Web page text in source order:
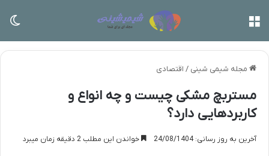
مجله شیمی شینی / اقتصادی
مستربچ مشکی چیست و چه انواع و
کاربردهایی دارد؟
آخرین به روز رسانی: 24/08/1404 خواندن این مطلب 2 دقیقه زمان میبرد